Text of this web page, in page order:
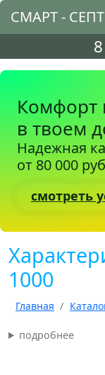
СМАРТ -
1000
Главная
подробнее
Комфорт
в твоем
Надежная
от 80 000 руб
смотреть